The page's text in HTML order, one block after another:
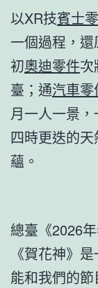
以XR技賓士
一個過程，
初奧迪零件
臺；通汽車零
月一人一景
四時更迭的
蘊。
總臺《2026
《賀花神》
能和我們的